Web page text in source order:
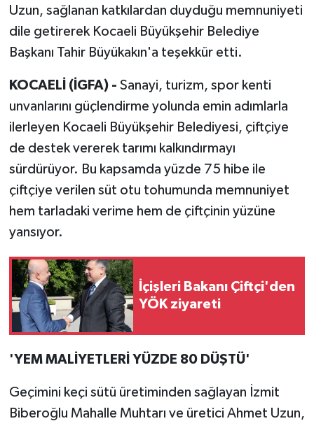
Uzun, sağlanan katkılardan duyduğu memnuniyeti
dile getirerek Kocaeli Büyükşehir Belediye
Başkanı Tahir Büyükakın'a teşekkür etti.
KOCAELİ (İGFA) - Sanayi, turizm, spor kenti
unvanlarını güçlendirme yolunda emin adımlarla
ilerleyen Kocaeli Büyükşehir Belediyesi, çiftçiye
de destek vererek tarımı kalkındırmayı
sürdürüyor. Bu kapsamda yüzde 75 hibe ile
çiftçiye verilen süt otu tohumunda memnuniyet
hem tarladaki verime hem de çiftçinin yüzüne
yansıyor.
İçişleri Bakanı Çiftçi'den
YÖK ziyareti
'YEM MALİYETLERİ YÜZDE 80 DÜŞTÜ'
Geçimini keçi sütü üretiminden sağlayan İzmit
Biberoğlu Mahalle Muhtarı ve üretici Ahmet Uzun,